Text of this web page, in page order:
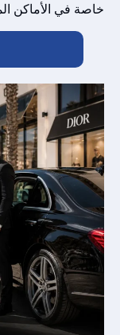
في الأماكن